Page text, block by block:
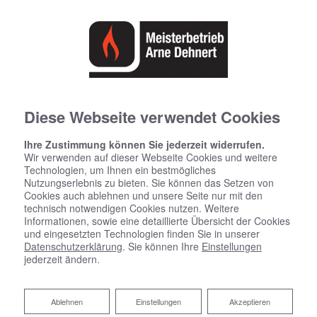
Barrierefreiheitserklärung
Arne Dehnert GmbH bemüht sich, ihre Website im
Einklang mit dem Barrierefreiheitsstärkungsgesetz
(BFSG) sowie der EU-Norm EN 301 549 barrierefrei
zugänglich zu machen.
Diese Erklärung zur Barrierefreiheit gilt
Diese Webseite verwendet Cookies
Ihre Zustimmung können Sie jederzeit widerrufen.
Wir verwenden auf dieser Webseite Cookies und weitere
Technologien, um Ihnen ein bestmögliches
Nutzungserlebnis zu bieten. Sie können das Setzen von
Cookies auch ablehnen und unsere Seite nur mit den
technisch notwendigen Cookies nutzen. Weitere
Informationen, sowie eine detaillierte Übersicht der Cookies
und eingesetzten Technologien finden Sie in unserer
Datenschutzerklärung. Sie können Ihre Einstellungen
jederzeit ändern.
Akzeptieren
Einstellungen
Ablehnen
Ablehnen